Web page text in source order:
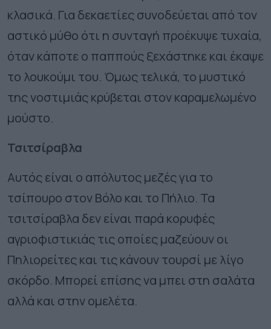
κλασικά. Για δεκαετίες συνοδεύεται από τον
αστικό μύθο ότι η συνταγή προέκυψε τυχαία,
όταν κάποτε ο παππούς ξεχάστηκε και έκαψε
το λουκούμι του. Όμως τελικά, το μυστικό
της νοστιμιάς κρύβεται στον καραμελωμένο
μούστο.
Τσιτσίραβλα
Αυτός είναι ο απόλυτος μεζές για το
τσίπουρο στον Βόλο και το Πήλιο. Τα
τσιτσίραβλα δεν είναι παρά κορυφές
αγριοφιστικιάς τις οποίες μαζεύουν οι
Πηλιορείτες και τις κάνουν τουρσί με λίγο
σκόρδο. Μπορεί επίσης να μπει στη σαλάτα
αλλά και στην ομελέτα.